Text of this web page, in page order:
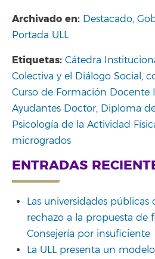
Archivado en: Destacado,
Portada ULL
Etiquetas: Cátedra
Colectiva y el Diálogo Social ,
Curso de Formación Docente
Ayudantes Doctor, Diploma
Psicología de la Actividad
microgrados
ENTRADAS
Las universidades públicas
rechazo a la propuesta de
Consejería por insuficiente
La ULL presenta un